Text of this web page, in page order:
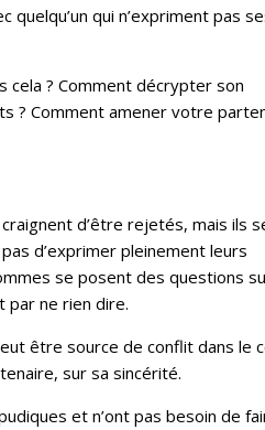
qui n’expriment pas
cela ? Comment décrypter son
? Comment amener votre
d’être rejetés, mais ils
d’exprimer pleinement leurs
se posent des questions
par ne rien dire.
être source de conflit dans le
sur sa sincérité.
et n’ont pas besoin de